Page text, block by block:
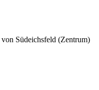
von Südeichsfeld (Zentrum)